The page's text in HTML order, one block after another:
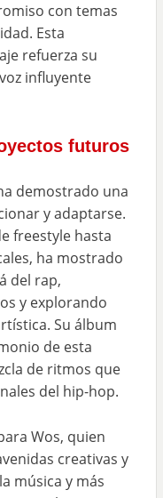
con temas
Esta
refuerza su
influyente
futuros
demostrado una
y adaptarse.
freestyle hasta
ha mostrado
del rap,
y explorando
Su álbum
de esta
de ritmos que
del hip-hop.
Wos, quien
creativas y
música y más